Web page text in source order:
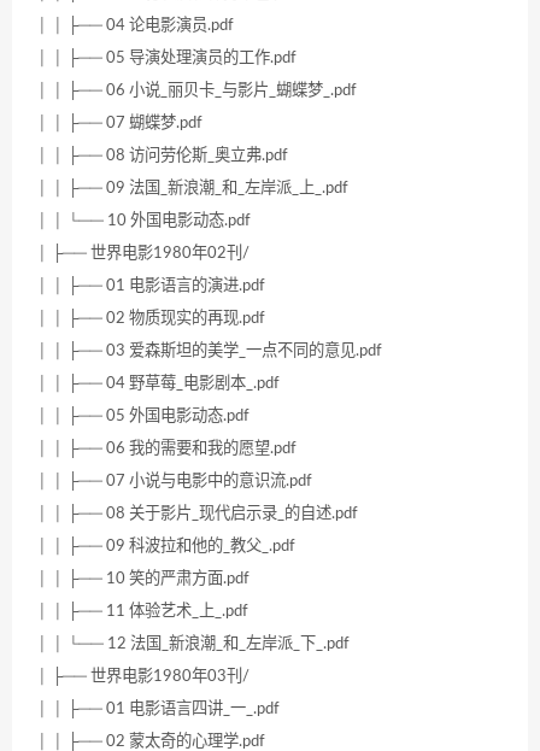
│ │ ├── 04 论电影演员.pdf
│ │ ├── 05 导演处理演员的工作.pdf
│ │ ├── 06 小说_丽贝卡_与影片_蝴蝶梦_.pdf
│ │ ├── 07 蝴蝶梦.pdf
│ │ ├── 08 访问劳伦斯_奥立弗.pdf
│ │ ├── 09 法国_新浪潮_和_左岸派_上_.pdf
│ │ └── 10 外国电影动态.pdf
│ ├── 世界电影1980年02刊/
│ │ ├── 01 电影语言的演进.pdf
│ │ ├── 02 物质现实的再现.pdf
│ │ ├── 03 爱森斯坦的美学_一点不同的意见.pdf
│ │ ├── 04 野草莓_电影剧本_.pdf
│ │ ├── 05 外国电影动态.pdf
│ │ ├── 06 我的需要和我的愿望.pdf
│ │ ├── 07 小说与电影中的意识流.pdf
│ │ ├── 08 关于影片_现代启示录_的自述.pdf
│ │ ├── 09 科波拉和他的_教父_.pdf
│ │ ├── 10 笑的严肃方面.pdf
│ │ ├── 11 体验艺术_上_.pdf
│ │ └── 12 法国_新浪潮_和_左岸派_下_.pdf
│ ├── 世界电影1980年03刊/
│ │ ├── 01 电影语言四讲_一_.pdf
│ │ ├── 02 蒙太奇的心理学.pdf